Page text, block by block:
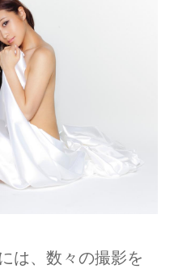
は、数々の撮影を